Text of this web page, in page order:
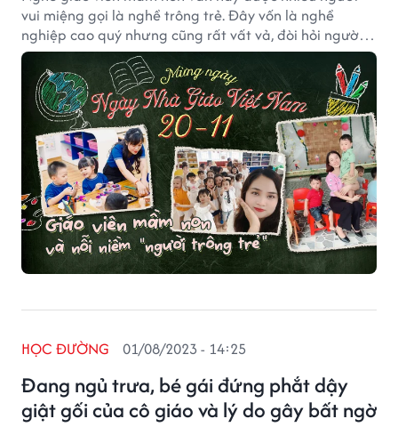
vui miệng gọi là nghề trông trẻ. Đây vốn là nghề
nghiệp cao quý nhưng cũng rất vất vả, đòi hỏi người
làm nghề không chỉ giàu lòng nhân ái mà còn phải
kiên nhẫn với học trò lẫn phụ huynh.
Đang ngủ trưa, bé gái đứng phắt dậy
giật gối của cô giáo và lý do gây bất ngờ
HỌC ĐƯỜNG 01/08/2023 - 14:25